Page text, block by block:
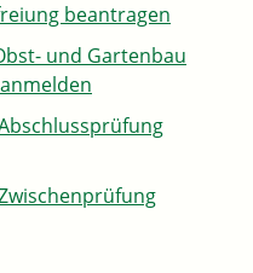
beantragen
und Gartenbau